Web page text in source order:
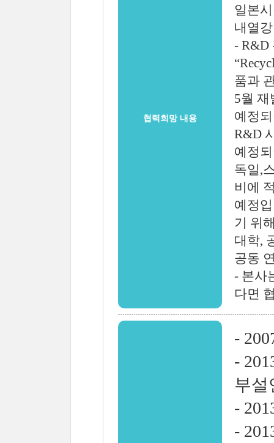
협력희망 내용
일본
내열
- R&D
품과
5월 재
예정
R&D
예정
독일,
비에
예정
기 위
대학,
공동
- 본사
다면
-
-
부설
-
-